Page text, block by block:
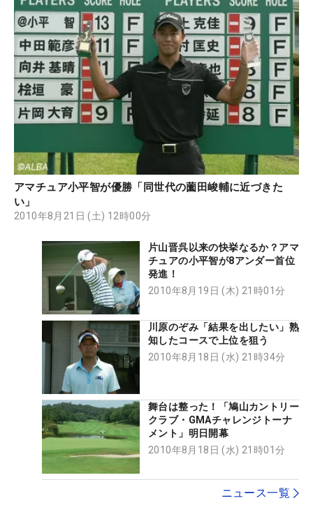
アマチュア小平智が優勝「同世代の薗田峻輔に近づきた
い」
2010年8月21日 (土) 12時00分
片山晋呉以来の快挙なるか？アマ
チュアの小平智が8アンダー首位
発進！
2010年8月19日 (木) 21時01分
川原のぞみ「結果を出したい」熟
知したコースで上位を狙う
2010年8月18日 (水) 21時34分
舞台は整った！「鳩山カントリー
クラブ・GMAチャレンジトーナ
メント」明日開幕
2010年8月18日 (水) 21時01分
ニュース一覧